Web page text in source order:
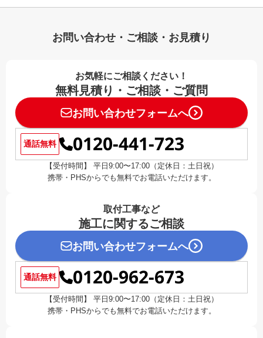
お問い合わせ・ご相談・お見積り
お気軽にご相談ください！
無料見積り・ご相談・ご質問
お問い合わせフォームへ
通話無料 0120-441-723
【受付時間】 平日9:00〜17:00（定休日：土日祝）
携帯・PHSからでも無料でお電話いただけます。
取付工事など
施工に関するご相談
お問い合わせフォームへ
通話無料 0120-962-673
【受付時間】 平日9:00〜17:00（定休日：土日祝）
携帯・PHSからでも無料でお電話いただけます。